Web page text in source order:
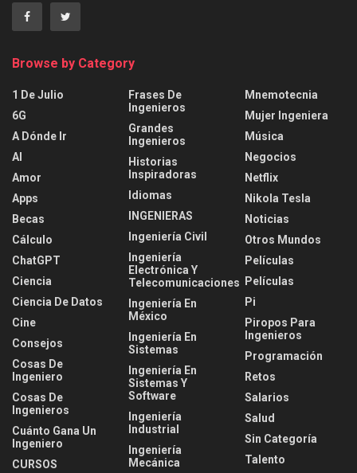
Browse by Category
1 De Julio
6G
A Dónde Ir
AI
Amor
Apps
Becas
Cálculo
ChatGPT
Ciencia
Ciencia De Datos
Cine
Consejos
Cosas De
Ingeniero
Cosas De
Ingenieros
Cuánto Gana Un
Ingeniero
CURSOS
Frases De
Ingenieros
Grandes
Ingenieros
Historias
Inspiradoras
Idiomas
INGENIERAS
Ingeniería Civil
Ingeniería
Electrónica Y
Telecomunicaciones
Ingeniería En
México
Ingeniería En
Sistemas
Ingeniería En
Sistemas Y
Software
Ingeniería
Industrial
Ingeniería
Mecánica
Mnemotecnia
Mujer Ingeniera
Música
Negocios
Netflix
Nikola Tesla
Noticias
Otros Mundos
Películas
Películas
Pi
Piropos Para
Ingenieros
Programación
Retos
Salarios
Salud
Sin Categoría
Talento